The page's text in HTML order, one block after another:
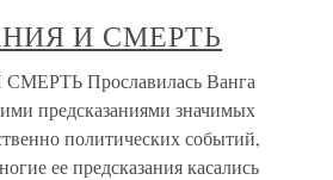
И СМЕРТЬ
Прославилась Ванга
предсказаниями значимых
политических событий,
ее предсказания касались